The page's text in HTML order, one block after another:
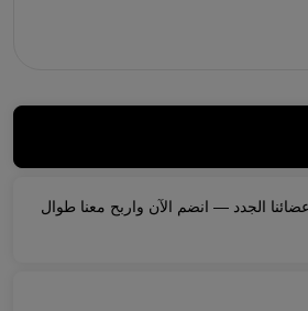
لأعضائنا الجدد — انضم الآن واربح معنا طوال